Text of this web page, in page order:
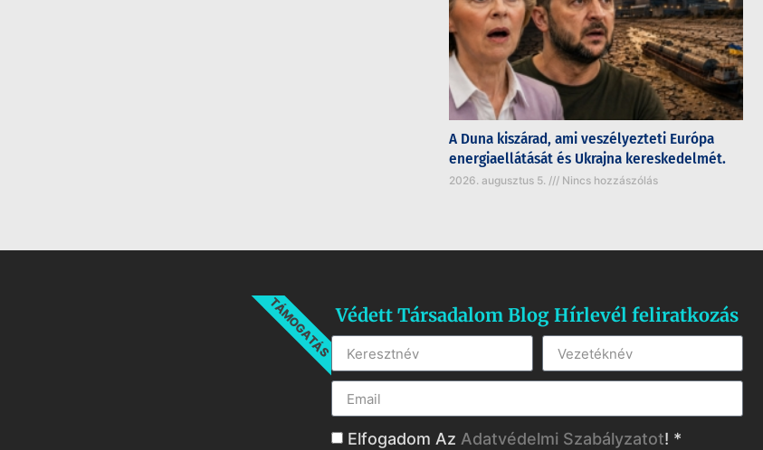
A Duna kiszárad, ami veszélyezteti Európa
energiaellátását és Ukrajna kereskedelmét.
2026. augusztus 5. Nincs hozzászólás
TÁMOGATÁSVédett Társadalom Blog Hírlevél feliratkozás
Elfogadom Az Adatvédelmi Szabályzatot! *